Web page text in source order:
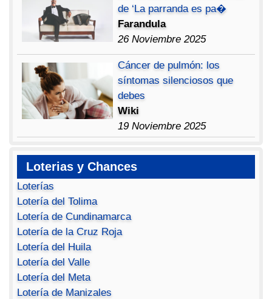
de ‘La parranda es pa�
Farandula
26 Noviembre 2025
Cáncer de pulmón: los
síntomas silenciosos que
debes
Wiki
19 Noviembre 2025
Loterias y Chances
Loterías
Lotería del Tolima
Lotería de Cundinamarca
Lotería de la Cruz Roja
Lotería del Huila
Lotería del Valle
Lotería del Meta
Lotería de Manizales